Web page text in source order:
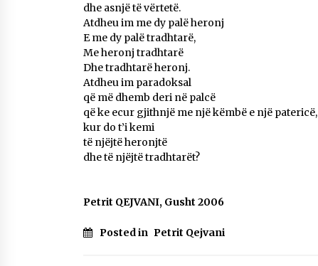
dhe asnjë të vërtetë.
Atdheu im me dy palë heronj
E me dy palë tradhtarë,
Me heronj tradhtarë
Dhe tradhtarë heronj.
Atdheu im paradoksal
që më dhemb deri në palcë
që ke ecur gjithnjë me një këmbë e një patericë,
kur do t’i kemi
të njëjtë heronjtë
dhe të njëjtë tradhtarët?
Petrit QEJVANI, Gusht 2006
Posted in Petrit Qejvani